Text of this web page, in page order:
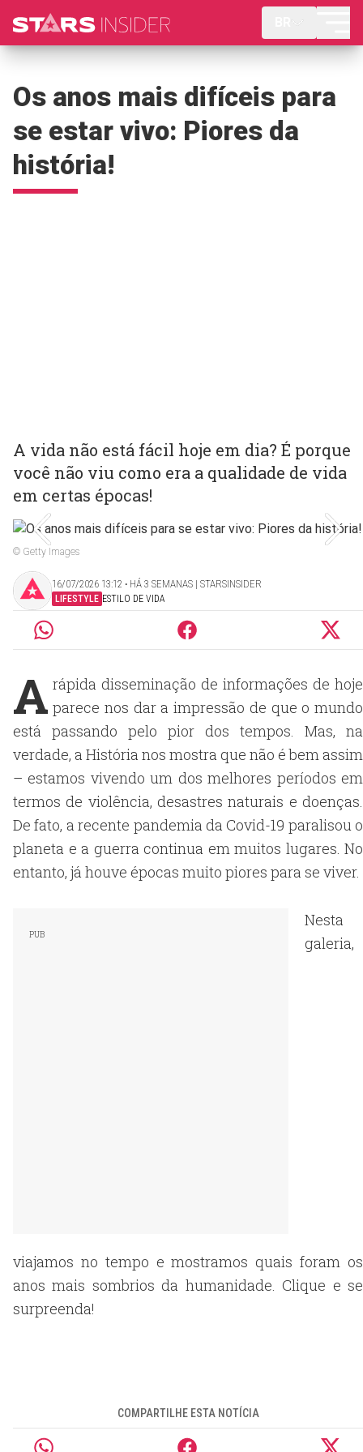
Os anos mais difíceis para
se estar vivo: Piores da
história!
A vida não está fácil hoje em dia? É porque
você não viu como era a qualidade de vida
em certas épocas!
© Getty Images
16/07/2026 13:12 ‧ HÁ 3 SEMANAS | STARSINSIDER
LIFESTYLE ESTILO DE VIDA
A rápida disseminação de informações de hoje
parece nos dar a impressão de que o mundo
está passando pelo pior dos tempos. Mas, na
verdade, a História nos mostra que não é bem assim
– estamos vivendo um dos melhores períodos em
termos de violência, desastres naturais e doenças.
De fato, a recente pandemia da Covid-19 paralisou o
planeta e a guerra continua em muitos lugares. No
entanto, já houve épocas muito piores para se viver.
Nesta
galeria,
viajamos no tempo e mostramos quais foram os
anos mais sombrios da humanidade. Clique e se
surpreenda!
COMPARTILHE ESTA NOTÍCIA